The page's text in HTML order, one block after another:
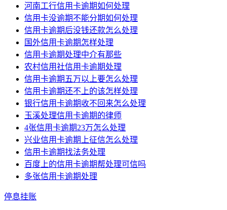
河南工行信用卡逾期如何处理
信用卡没逾期不能分期如何处理
信用卡逾期后没钱还款怎么处理
国外信用卡逾期怎样处理
信用卡逾期处理中介有那些
农村信用社信用卡逾期处理
信用卡逾期五万以上要怎么处理
信用卡逾期还不上的该怎样处理
银行信用卡逾期收不回来怎么处理
玉溪处理信用卡逾期的律师
4张信用卡逾期23万怎么处理
兴业信用卡逾期上征信怎么处理
信用卡逾期找法务处理
百度上的信用卡逾期帮处理可信吗
多张信用卡逾期处理
停息挂账